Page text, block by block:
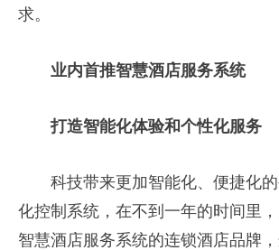
求。
业内首推智慧酒店服务系统
打造智能化体验和个性化服务
科技带来更加智能化、便捷化
化控制系统，在不到一年的时间里
智慧酒店服务系统的连锁酒店品牌